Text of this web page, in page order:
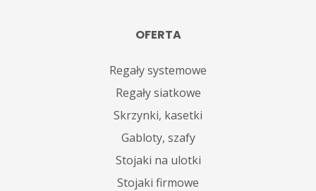
OFERTA
Regały systemowe
Regały siatkowe
Skrzynki, kasetki
Gabloty, szafy
Stojaki na ulotki
Stojaki firmowe